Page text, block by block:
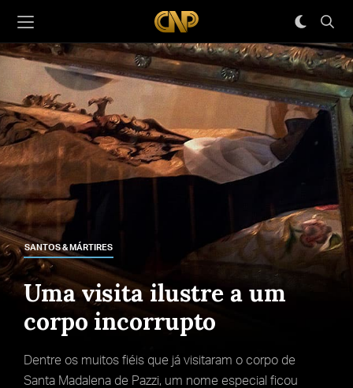
SANTOS & MÁRTIRES
Uma visita ilustre a um
corpo incorrupto
Dentre os muitos fiéis que já visitaram o corpo de
Santa Madalena de Pazzi, um nome especial ficou